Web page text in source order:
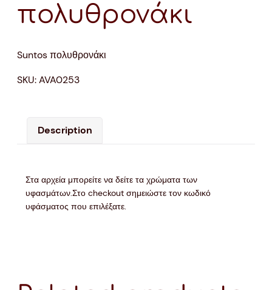
πολυθρονάκι
Suntos πολυθρονάκι
SKU:AVA0253
Description
Στα αρχεία μπορείτε να δείτε τα χρώματα των
υφασμάτων.Στο checkout σημειώστε τον κωδικό
υφάσματος που επιλέξατε.